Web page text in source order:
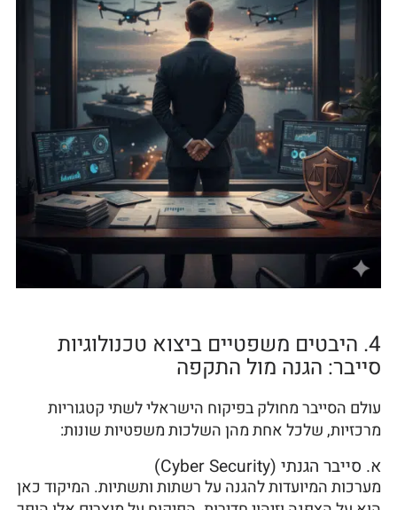
4. היבטים משפטיים ביצוא טכנולוגיות
סייבר: הגנה מול התקפה
עולם הסייבר מחולק בפיקוח הישראלי לשתי קטגוריות
מרכזיות, שלכל אחת מהן השלכות משפטיות שונות:
א. סייבר הגנתי (Cyber Security)
מערכות המיועדות להגנה על רשתות ותשתיות. המיקוד כאן